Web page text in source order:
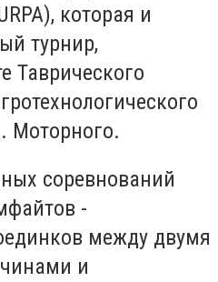
которая и
турнир,
Таврического
Моторного.
соревнований
-
между двумя
и